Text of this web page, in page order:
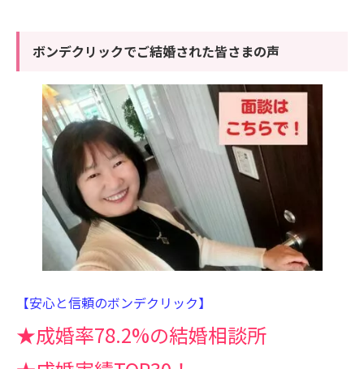
ボンデクリックでご結婚された皆さまの声
【安心と信頼のボンデクリック】
★成婚率78.2%の結婚相談所